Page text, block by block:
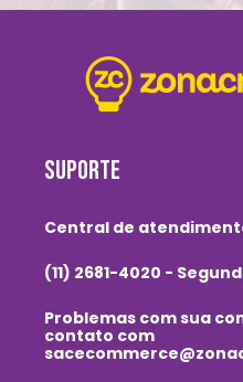
SUPORTE
Central de
(11) 2681-4020 -
Problemas com sua
contato com